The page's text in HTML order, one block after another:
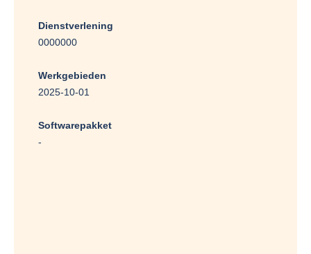
Dienstverlening
0000000
Werkgebieden
2025-10-01
Softwarepakket
-